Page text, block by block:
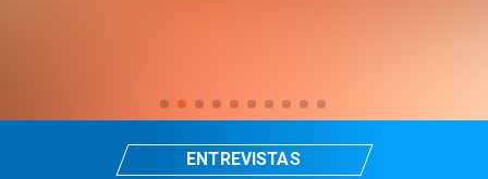
ENTREVISTAS